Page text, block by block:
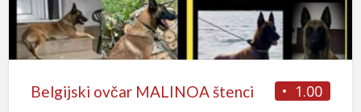
1.00
Belgijski ovčar MALINOA štenci